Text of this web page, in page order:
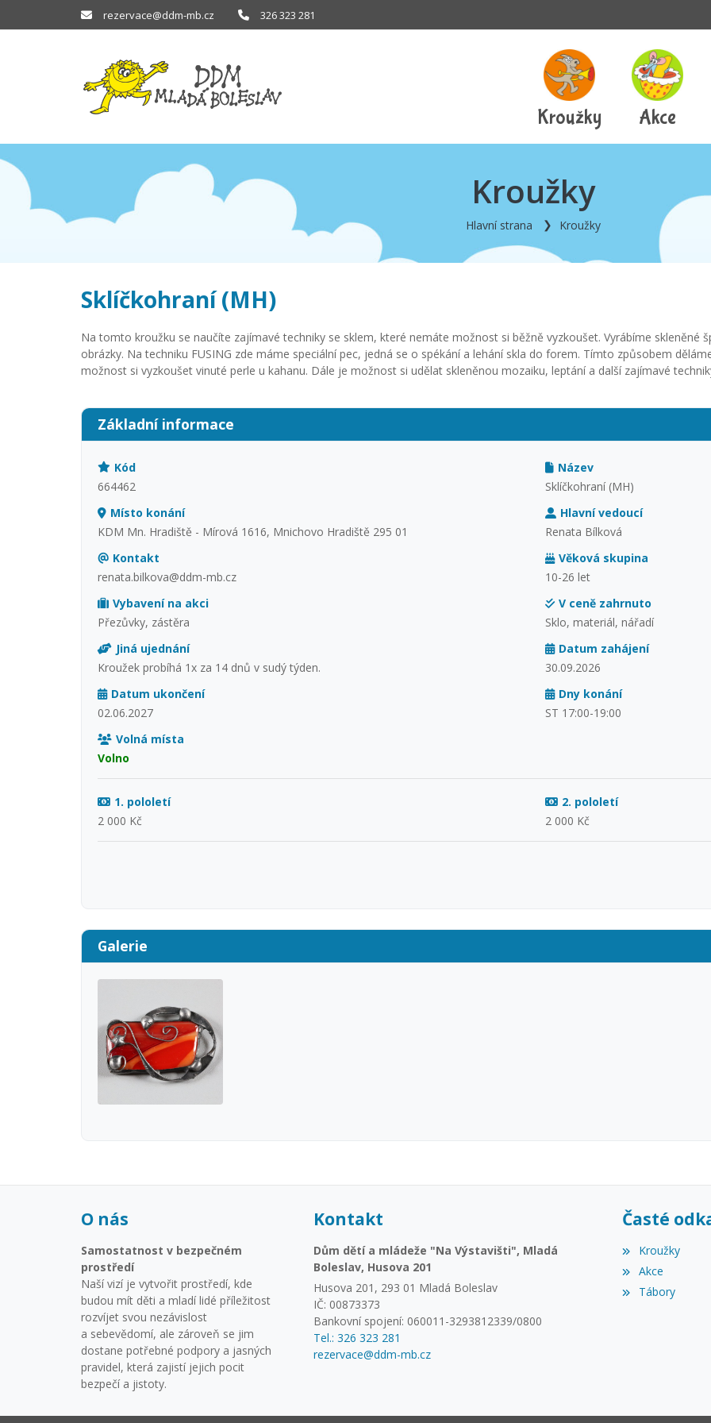
rezervace@ddm-mb.cz 326 323 281
Kroužky Akce
Kroužky
Hlavní strana Kroužky
Sklíčkohraní (MH)
Na tomto kroužku se naučíte zajímavé techniky se sklem, které nemáte možnost si běžně vyzkoušet. Vyrábíme skleněné
obrázky. Na techniku FUSING zde máme speciální pec, jedná se o spékání a lehání skla do forem. Tímto způsobem
možnost si vyzkoušet vinuté perle u kahanu. Dále je možnost si udělat skleněnou mozaiku, leptání a další zajímavé
Základní informace
Kód
664462
Název
Sklíčkohraní (MH)
Místo konání
KDM Mn. Hradiště - Mírová 1616, Mnichovo Hradiště 295 01
Hlavní vedoucí
Renata Bílková
Kontakt
renata.bilkova@ddm-mb.cz
Věková skupina
10-26 let
Vybavení na akci
Přezůvky, zástěra
V ceně zahrnuto
Sklo, materiál, nářadí
Jiná ujednání
Kroužek probíhá 1x za 14 dnů v sudý týden.
Datum zahájení
30.09.2026
Datum ukončení
02.06.2027
Dny konání
ST 17:00-19:00
Volná místa
Volno
1. pololetí
2 000 Kč
2. pololetí
2 000 Kč
Galerie
O nás
Samostatnost v bezpečném
prostředí
Naší vizí je vytvořit prostředí, kde
budou mít děti a mladí lidé příležitost
rozvíjet svou nezávislost
a sebevědomí, ale zároveň se jim
dostane potřebné podpory a jasných
pravidel, která zajistí jejich pocit
bezpečí a jistoty.
Kontakt
Dům dětí a mládeže "Na Výstavišti", Mladá
Boleslav, Husova 201
Husova 201, 293 01 Mladá Boleslav
IČ: 00873373
Bankovní spojení: 060011-3293812339/0800
Tel.: 326 323 281
rezervace@ddm-mb.cz
Časté
Kroužky
Akce
Tábory